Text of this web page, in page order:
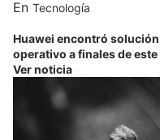
En Tecnología
Huawei encontró
operativo a finales de este
Ver noticia